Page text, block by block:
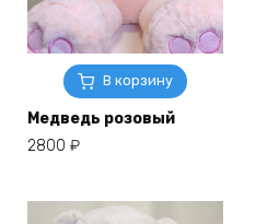
В корзину
Медведь розовый
2800 ₽